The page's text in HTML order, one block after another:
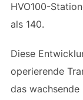
HVO100-
als 140.
Diese
operierende
das